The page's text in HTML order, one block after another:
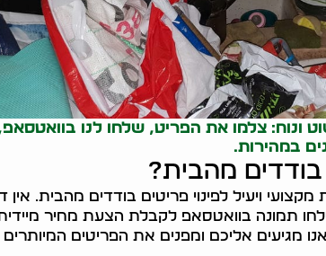
ונוח: צלמו את הפריט, שלחו לנו
במהירות.
מהבית?
ויעיל לפינוי פריטים בודדים מהבית.
תמונה בוואטסאפ לקבלת הצעת מחיר
מגיעים אליכם ומפנים את הפריטים המיותרים